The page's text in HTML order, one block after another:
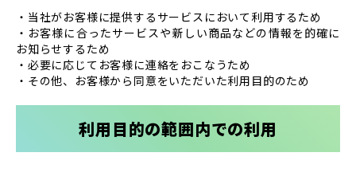
・当社がお客様に提供するサービスにおいて利用するため
・お客様に合ったサービスや新しい商品などの情報を的確に
お知らせするため
・必要に応じてお客様に連絡をおこなうため
・その他、お客様から同意をいただいた利用目的のため
利用目的の範囲内での利用